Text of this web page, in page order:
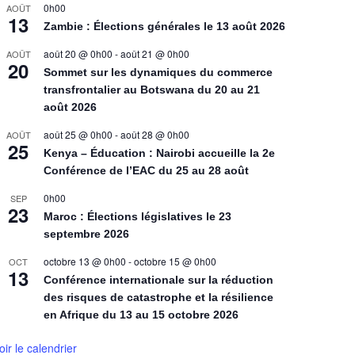
AOÛT
13
0h00
Zambie : Élections générales le 13 août 2026
AOÛT
20
août 20 @ 0h00 -août 21 @ 0h00
Sommet sur les dynamiques du commerce
transfrontalier au Botswana du 20 au 21
août 2026
AOÛT
25
août 25 @ 0h00 -août 28 @ 0h00
Kenya – Éducation : Nairobi accueille la 2e
Conférence de l’EAC du 25 au 28 août
SEP
23
0h00
Maroc : Élections législatives le 23
septembre 2026
OCT
13
octobre 13 @ 0h00 -octobre 15 @ 0h00
Conférence internationale sur la réduction
des risques de catastrophe et la résilience
en Afrique du 13 au 15 octobre 2026
le calendrier